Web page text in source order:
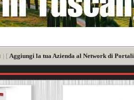
| [ Aggiungi la tua Azienda al Network di Portali